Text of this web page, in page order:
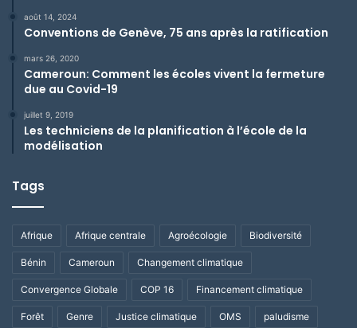
août 14, 2024
Conventions de Genève, 75 ans après la ratification
mars 26, 2020
Cameroun: Comment les écoles vivent la fermeture
due au Covid-19
juillet 9, 2019
Les techniciens de la planification à l’école de la
modélisation
Tags
Afrique Afrique centrale Agroécologie Biodiversité
Bénin Cameroun Changement climatique
Convergence Globale COP 16 Financement climatique
Forêt Genre Justice climatique OMS paludisme